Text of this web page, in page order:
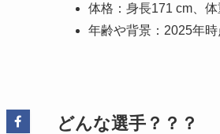
体格：身長171 cm、
年齢や背景：2025年
どんな選手？？？